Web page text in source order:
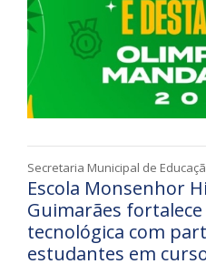
Secretaria Municipal de
Escola Monsenhor
Guimarães fortalece
tecnológica com
estudantes em